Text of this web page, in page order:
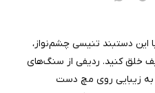
این دستبند تنیسی چشم‌نواز،
خلق کنید. ردیفی از سنگ‌های
به زیبایی روی مچ دست